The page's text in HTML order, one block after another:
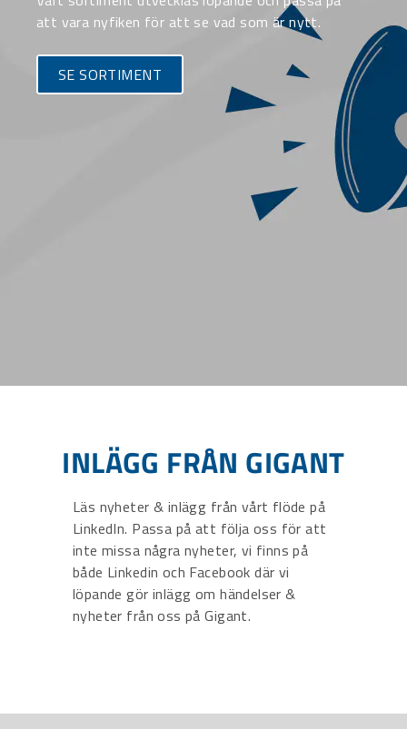
att vara nyfiken för att se vad som är nytt.
SE SORTIMENT
INLÄGG FRÅN GIGANT
Läs nyheter & inlägg från vårt flöde på
LinkedIn. Passa på att följa oss för att
inte missa några nyheter, vi finns på
både Linkedin och Facebook där vi
löpande gör inlägg om händelser &
nyheter från oss på Gigant.